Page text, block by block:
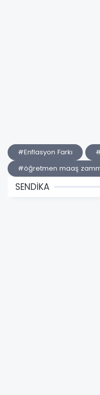
#Enflasyon Farkı
#öğretmen maaş
SENDİKA